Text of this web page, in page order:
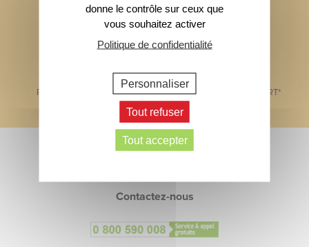
PAIEMENT SÉCURISÉ 1 ÉCHANTILLON OFFERT*
Abonnez-vous à notre newsletter
Contactez-nous
donne le contrôle sur ceux que
vous souhaitez activer
Politique de confidentialité
Personnaliser
Tout refuser
Tout accepter